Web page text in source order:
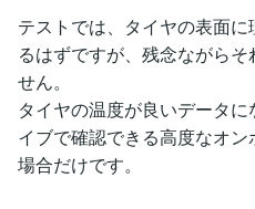
テストでは、タイヤの表面
るはずですが、残念ながら
せん。
タイヤの温度が良いデータ
イブで確認できる高度なオ
場合だけです。